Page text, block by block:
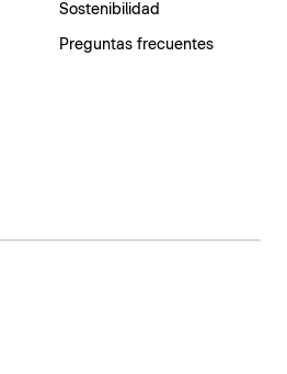
Sostenibilidad
Preguntas frecuentes